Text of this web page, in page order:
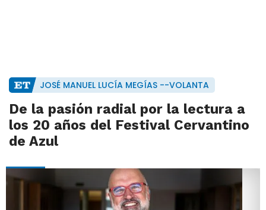
JOSÉ MANUEL LUCÍA MEGÍAS --VOLANTA
De la pasión radial por la lectura a
los 20 años del Festival Cervantino
de Azul